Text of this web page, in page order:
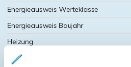
Energieausweis Werteklasse
Energieausweis Baujahr
Heizung
Befeuerung